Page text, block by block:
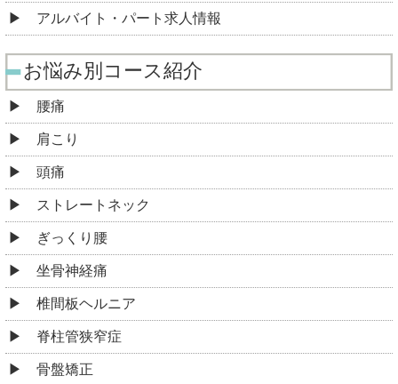
アルバイト・パート求人情報
お悩み別コース紹介
腰痛
肩こり
頭痛
ストレートネック
ぎっくり腰
坐骨神経痛
椎間板ヘルニア
脊柱管狭窄症
骨盤矯正